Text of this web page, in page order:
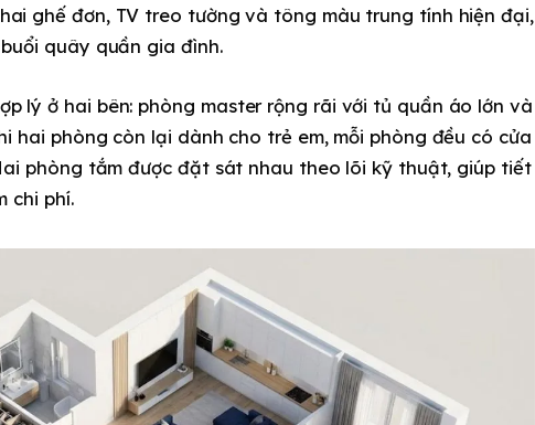
ghế đơn, TV treo tường và tông màu trung tính hiện đại,
quây quần gia đình.
lý ở hai bên: phòng master rộng rãi với tủ quần áo lớn và
hai phòng còn lại dành cho trẻ em, mỗi phòng đều có cửa
phòng tắm được đặt sát nhau theo lõi kỹ thuật, giúp tiết
chi phí.